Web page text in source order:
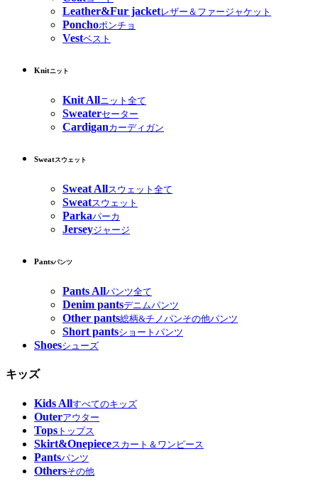
Leather&Fur jacketレザー＆ファージャケット
Ponchoポンチョ
Vestベスト
Knitニット
Knit Allニット全て
Sweaterセーター
Cardiganカーディガン
Sweatスウェット
Sweat Allスウェット全て
Sweatスウェット
Parkaパーカ
Jerseyジャージ
Pantsパンツ
Pants Allパンツ全て
Denim pantsデニムパンツ
Other pants総柄&チノパンその他パンツ
Short pantsショートパンツ
Shoesシューズ
キッズ
Kids Allすべてのキッズ
Outerアウター
Tops トップス
Skirt&Onepieceスカート＆ワンピース
Pantsパンツ
Othersその他